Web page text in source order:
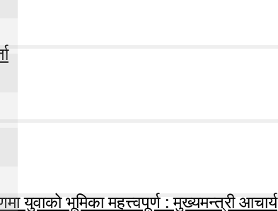
युवाको भूमिका महत्त्वपूर्ण : मुख्यमन्त्री आचार्य